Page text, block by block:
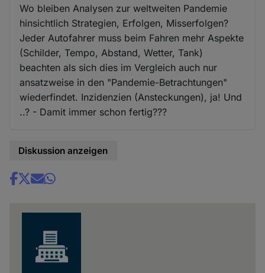
Wo bleiben Analysen zur weltweiten Pandemie
hinsichtlich Strategien, Erfolgen, Misserfolgen?
Jeder Autofahrer muss beim Fahren mehr Aspekte
(Schilder, Tempo, Abstand, Wetter, Tank)
beachten als sich dies im Vergleich auch nur
ansatzweise in den "Pandemie-Betrachtungen"
wiederfindet. Inzidenzien (Ansteckungen), ja! Und
..? - Damit immer schon fertig???
Diskussion anzeigen
Share